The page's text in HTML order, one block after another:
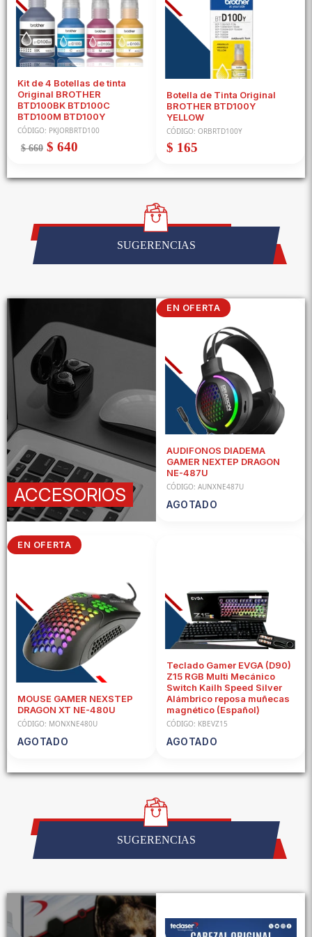
Kit de 4 Botellas de tinta
Original BROTHER
BTD100BK BTD100C
BTD100M BTD100Y
CÓDIGO: PKJORBRTD100
Precio
$ 660 Precio
$ 640
Botella de Tinta Original
BROTHER BTD100Y
YELLOW
CÓDIGO: ORBRTD100Y
Precio
$ 165
SUGERENCIAS
ACCESORIOS
AUDIFONOS DIADEMA
GAMER NEXTEP DRAGON
NE-487U
CÓDIGO: AUNXNE487U
AGOTADO
EN OFERTA
MOUSE GAMER NEXSTEP
DRAGON XT NE-480U
CÓDIGO: MONXNE480U
AGOTADO
EN OFERTA
Teclado Gamer EVGA (D90)
Z15 RGB Multi Mecánico
Switch Kailh Speed Silver
Alámbrico reposa muñecas
magnético (Español)
CÓDIGO: KBEVZ15
AGOTADO
SUGERENCIAS